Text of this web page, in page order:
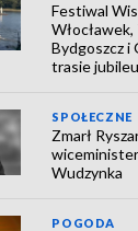
Festiwal
Bydgoszcz i
trasie
SPOŁECZNE
Zmarł
Wudzynka
POGODA